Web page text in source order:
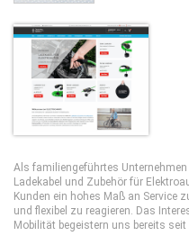
Als familiengeführtes
Ladekabel und Zubehör für
Kunden ein hohes Maß an Service
und flexibel zu reagieren. Das
Mobilität begeistern uns bereits